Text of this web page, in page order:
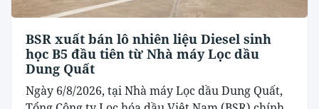
BSR xuất bán lô nhiên liệu Diesel sinh
học B5 đầu tiên từ Nhà máy Lọc dầu
Dung Quất
Ngày 6/8/2026, tại Nhà máy Lọc dầu Dung Quất,